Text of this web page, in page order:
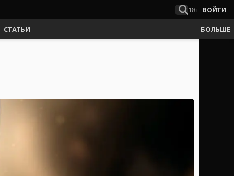
18+ ВОЙТИ
СТАТЬИ БОЛЬШЕ